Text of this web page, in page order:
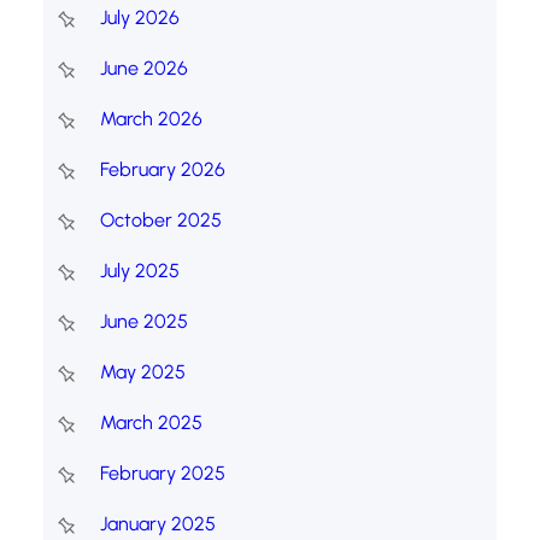
July 2026
June 2026
March 2026
February 2026
October 2025
July 2025
June 2025
May 2025
March 2025
February 2025
January 2025